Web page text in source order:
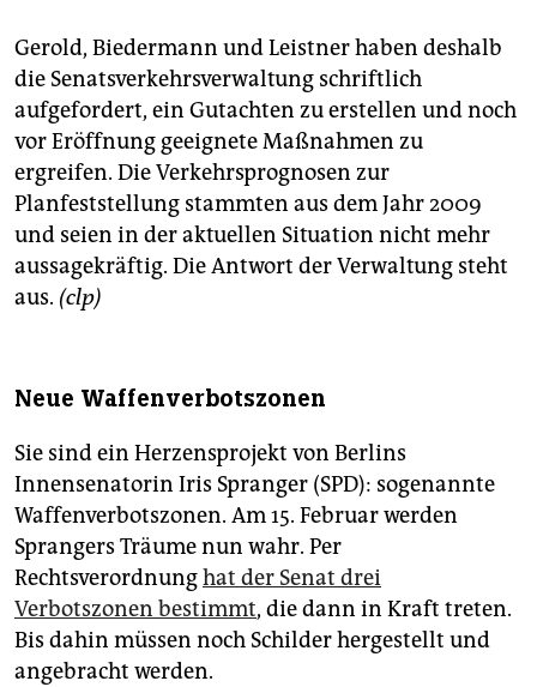
Gerold, Biedermann und Leistner haben deshalb
die Senatsverkehrsverwaltung schriftlich
aufgefordert, ein Gutachten zu erstellen und noch
vor Eröffnung geeignete Maßnahmen zu
ergreifen. Die Verkehrsprognosen zur
Planfeststellung stammten aus dem Jahr 2009
und seien in der aktuellen Situation nicht mehr
aussagekräftig. Die Antwort der Verwaltung steht
aus. (clp)
Neue Waffenverbotszonen
Sie sind ein Herzensprojekt von Berlins
Innensenatorin Iris Spranger (SPD): sogenannte
Waffenverbotszonen. Am 15. Februar werden
Sprangers Träume nun wahr. Per
Rechtsverordnunghat der Senat drei
Verbotszonen bestimmt, die dann in Kraft treten.
Bis dahin müssen noch Schilder hergestellt und
angebracht werden.